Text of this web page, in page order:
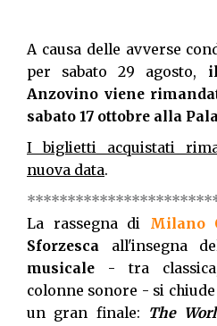
A causa delle avverse
per sabato 29 agosto,
Anzovino viene
sabato 17 ottobre alla
I biglietti acquistati
nuova data.
La rassegna di Milano
Sforzesca all'insegna
musicale - tra
colonne sonore - si chiude
un gran finale:
The